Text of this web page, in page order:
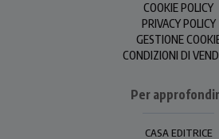
COOKIE POLICY
PRIVACY POLICY
GESTIONE
CONDIZIONI DI
Per
CASA EDITRICE